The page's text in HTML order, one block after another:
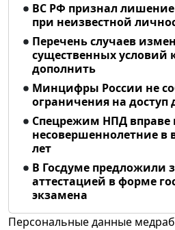
ВС РФ признал
при неизвестной
Перечень случаев
существенных условий
дополнить
Минцифры России не
ограничения на доступ
Спецрежим НПД вправе
несовершеннолетние в
лет
В Госдуме предложили
аттестацией в форме
экзамена
Персональные данные